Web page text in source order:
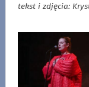
tekst i zdjęcia: